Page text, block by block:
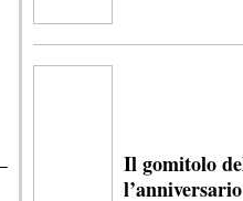
Il gomitolo